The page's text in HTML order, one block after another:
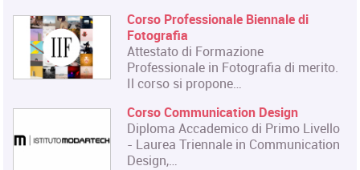
Corso Professionale Biennale di
Fotografia
Attestato di Formazione
Professionale in Fotografia di merito.
Il corso si propone…
Corso Communication Design
Diploma Accademico di Primo Livello
- Laurea Triennale in Communication
Design,…